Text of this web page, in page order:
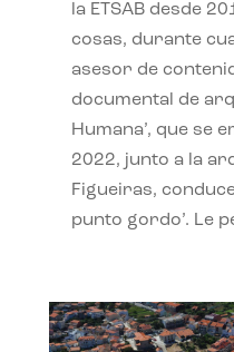
la ETSAB desde
cosas, durante
asesor de
documental de
Humana’, que se
2022, junto a la
Figueiras,
punto gordo’. Le